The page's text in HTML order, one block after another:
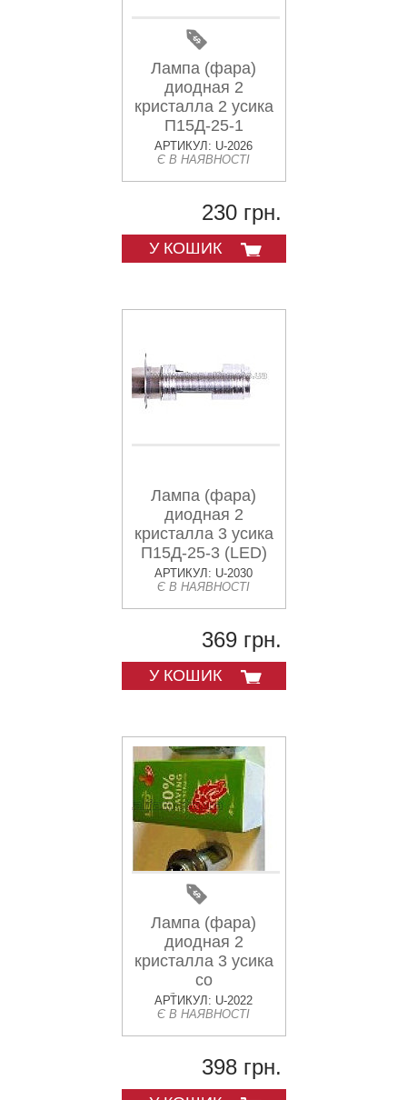
Лампа (фара)
диодная 2
кристалла 2 усика
П15Д-25-1
АРТИКУЛ: U-2026
Є В НАЯВНОСТІ
230 грн.
У КОШИК
Лампа (фара)
диодная 2
кристалла 3 усика
П15Д-25-3 (LED)
АРТИКУЛ: U-2030
Є В НАЯВНОСТІ
369 грн.
У КОШИК
Лампа (фара)
диодная 2
кристалла 3 усика
со
стабилизатором
(LED)
АРТИКУЛ: U-2022
Є В НАЯВНОСТІ
398 грн.